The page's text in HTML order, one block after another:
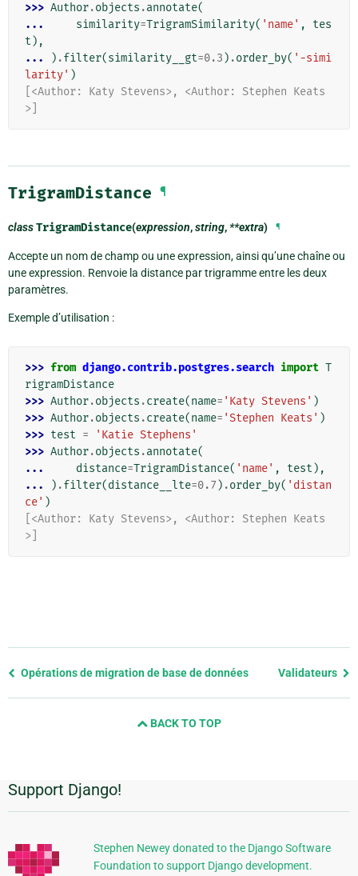
>>> Author.objects .annotate(
...
similarity=TrigramSimilarity( 'name' ,
tes
t ),
...
) .filter(similarity__gt=0.3 ) .order_by( '-simi
larity' )
[<Author: Katy Stevens>, <Author: Stephen Keats
>]
TrigramDistance ¶
classTrigramDistance(expression,string,**extra) ¶
Accepte un nom de champ ou une expression, ainsi qu’une chaîne ou
une expression. Renvoie la distance par trigramme entre les deux
paramètres.
Exemple d’utilisation :
>>> from django.contrib.postgres.search import T
rigramDistance
>>> Author.objects .create(name= 'Katy Stevens' )
>>> Author.objects .create(name= 'Stephen Keats' )
>>> test =
'Katie Stephens'
>>> Author.objects .annotate(
...
distance=TrigramDistance( 'name' , test ),
...
) .filter(distance__lte=0.7 ) .order_by( 'distan
ce' )
[<Author: Katy Stevens>, <Author: Stephen Keats
>]
Previous
Opérations de migration de base de données Validateurs
BACK TO TOP
Informations
supplémentaires
Support Django!
Stephen Newey donated to the Django Software
Foundation to support Django development.